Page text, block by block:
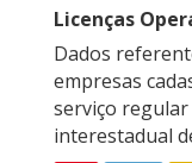
Licenças
Dados
empresas
serviço
interestadual